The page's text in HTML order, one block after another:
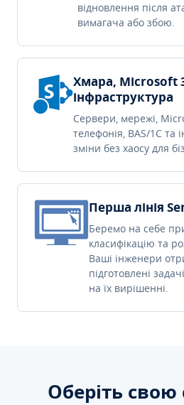
відновлення після
вимагача або збою.
Хмара, Microsoft
інфраструктура
Сервери, мережі,
телефонія, BAS/1C та
зміни без хаосу для
Перша лінія
Беремо на себе
класифікацію та
Ваші інженери
підготовлені
на їх вирішенні.
Оберіть свою